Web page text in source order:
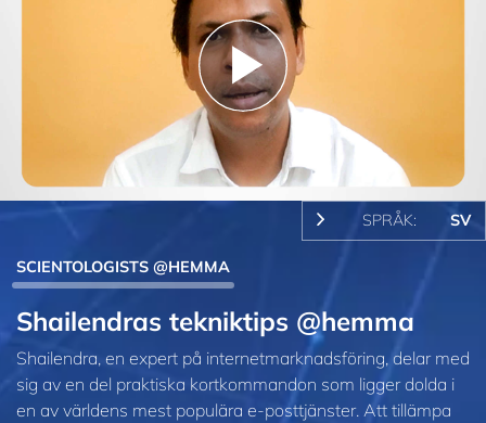
Play
Video
SPRÅK: SV
SCIENTOLOGISTS @HEMMA
Shailendras tekniktips @hemma
Shailendra, en expert på internet­marknadsföring, delar med
sig av en del praktiska kortkommandon som ligger dolda i
en av världens mest populära e‑posttjänster. Att tillämpa